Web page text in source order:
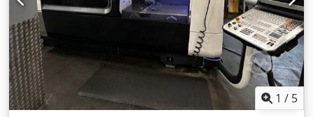
1 / 5